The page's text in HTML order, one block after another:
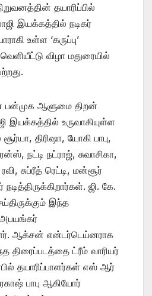
தயாரிப்பில்
இயக்கத்தில் நடிகர்
உள்ள ‘கருப்பு’
விழா மதுரையில்
பன்முக ஆளுமை திறன்
இயக்கத்தில் உருவாகியுள்ள
சூர்யா, திரிஷா, யோகி பாபு,
நட்டி நட்ராஜ், சுவாசிகா,
சுப்ரீத் ரெட்டி, மன்சூர்
ஜி. கே.
இந்த
அபயங்கர்
ஆக்சன் என்டர்டெய்னராக
திரைப்படத்தை ட்ரீம் வாரியர்
தயாரிப்பாளர்கள் எஸ் ஆர்
பாபு ஆகியோர்